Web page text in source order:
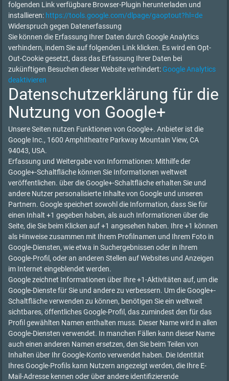
folgenden Link verfügbare Browser-Plugin herunterladen und
installieren: https://tools.google.com/dlpage/gaoptout?hl=de
Widerspruch gegen Datenerfassung
Sie können die Erfassung Ihrer Daten durch Google Analytics
verhindern, indem Sie auf folgenden Link klicken. Es wird ein Opt-
Out-Cookie gesetzt, dass das Erfassung Ihrer Daten bei
zukünftigen Besuchen dieser Website verhindert: Google Analytics
deaktivieren
Datenschutzerklärung für die
Nutzung von Google+
Unsere Seiten nutzen Funktionen von Google+. Anbieter ist die
Google Inc., 1600 Amphitheatre Parkway Mountain View, CA
94043, USA.
Erfassung und Weitergabe von Informationen: Mithilfe der
Google+-Schaltfläche können Sie Informationen weltweit
veröffentlichen. über die Google+-Schaltfläche erhalten Sie und
andere Nutzer personalisierte Inhalte von Google und unseren
Partnern. Google speichert sowohl die Information, dass Sie für
einen Inhalt +1 gegeben haben, als auch Informationen über die
Seite, die Sie beim Klicken auf +1 angesehen haben. Ihre +1 können
als Hinweise zusammen mit Ihrem Profilnamen und Ihrem Foto in
Google-Diensten, wie etwa in Suchergebnissen oder in Ihrem
Google-Profil, oder an anderen Stellen auf Websites und Anzeigen
im Internet eingeblendet werden.
Google zeichnet Informationen über Ihre +1-Aktivitäten auf, um die
Google-Dienste für Sie und andere zu verbessern. Um die Google+-
Schaltfläche verwenden zu können, benötigen Sie ein weltweit
sichtbares, öffentliches Google-Profil, das zumindest den für das
Profil gewählten Namen enthalten muss. Dieser Name wird in allen
Google-Diensten verwendet. In manchen Fällen kann dieser Name
auch einen anderen Namen ersetzen, den Sie beim Teilen von
Inhalten über Ihr Google-Konto verwendet haben. Die Identität
Ihres Google-Profils kann Nutzern angezeigt werden, die Ihre E-
Mail-Adresse kennen oder über andere identifizierende